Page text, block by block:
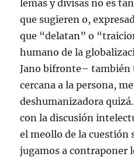
lemas y divisas no es
que sugieren o,
que “delatan” o
humano de la
Jano bifronte– también
cercana a la persona,
deshumanizadora
con la discusión
el meollo de la cuestión
jugamos a contraponer